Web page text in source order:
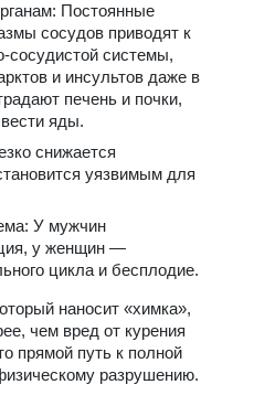
Постоянные
сосудов приводят к
сосудистой системы,
и инсультов даже в
печень и почки,
яды.
снижается
уязвимым для
У мужчин
у женщин —
цикла и бесплодие.
наносит «химка»,
чем вред от курения
прямой путь к полной
разрушению.